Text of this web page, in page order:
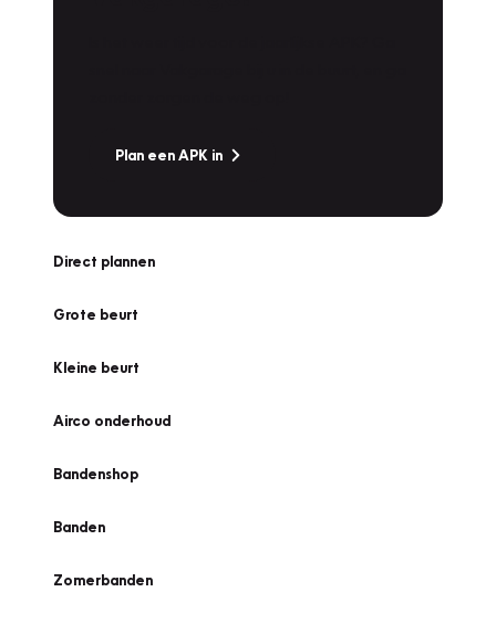
Plan een APK in
Direct plannen
Grote beurt
Kleine beurt
Airco onderhoud
Bandenshop
Banden
Zomerbanden